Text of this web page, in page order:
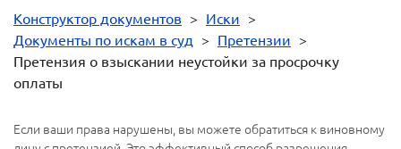
Конструктор документов > Иски >
Документы по искам в суд > Претензии >
Претензия о взыскании неустойки за просрочку
оплаты
Если ваши права нарушены, вы можете обратиться к виновному